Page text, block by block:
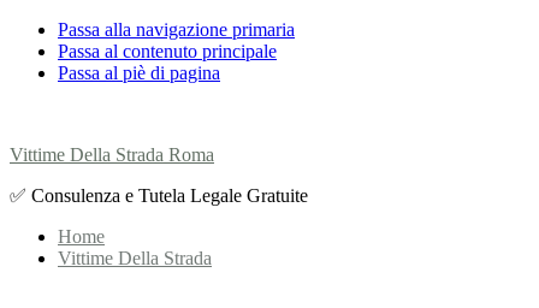
Passa alla navigazione primaria
Passa al contenuto principale
Passa al piè di pagina
Vittime Della Strada Roma
✅ Consulenza e Tutela Legale Gratuite
Home
Vittime Della Strada